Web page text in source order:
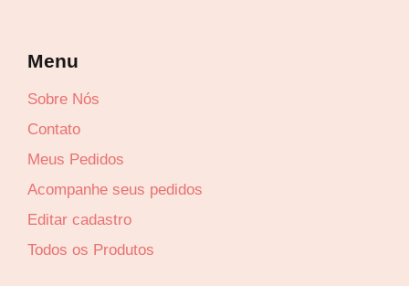
Menu
Sobre Nós
Contato
Meus Pedidos
Acompanhe seus pedidos
Editar cadastro
Todos os Produtos